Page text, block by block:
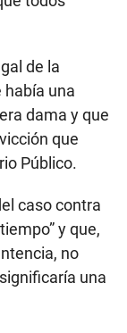
de la
había una
dama y que
que
Público.
caso contra
y que,
no
una